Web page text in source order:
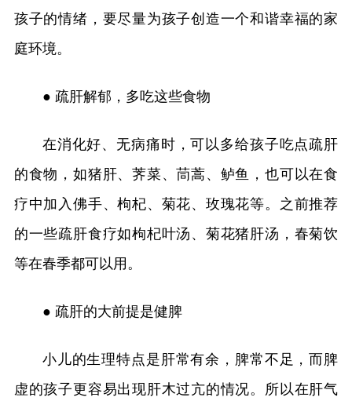
孩子的情绪，要尽量为孩子创造一个和谐幸福的家
庭环境。
● 疏肝解郁，多吃这些食物
在消化好、无病痛时，可以多给孩子吃点疏肝
的食物，如猪肝、荠菜、茼蒿、鲈鱼，也可以在食
疗中加入佛手、枸杞、菊花、玫瑰花等。之前推荐
的一些疏肝食疗如枸杞叶汤、菊花猪肝汤，春菊饮
等在春季都可以用。
● 疏肝的大前提是健脾
小儿的生理特点是肝常有余，脾常不足，而脾
虚的孩子更容易出现肝木过亢的情况。所以在肝气